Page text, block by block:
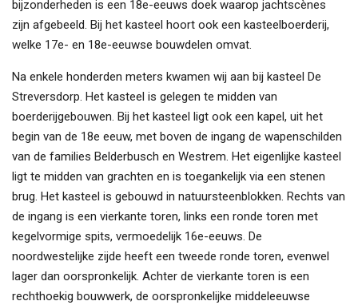
bijzonderheden is een 18e-eeuws doek waarop jachtscènes
zijn afgebeeld. Bij het kasteel hoort ook een kasteelboerderij,
welke 17e- en 18e-eeuwse bouwdelen omvat.
Na enkele honderden meters kwamen wij aan bij kasteel De
Streversdorp. Het kasteel is gelegen te midden van
boerderijgebouwen. Bij het kasteel ligt ook een kapel, uit het
begin van de 18e eeuw, met boven de ingang de wapenschilden
van de families Belderbusch en Westrem. Het eigenlijke kasteel
ligt te midden van grachten en is toegankelijk via een stenen
brug. Het kasteel is gebouwd in natuursteenblokken. Rechts van
de ingang is een vierkante toren, links een ronde toren met
kegelvormige spits, vermoedelijk 16e-eeuws. De
noordwestelijke zijde heeft een tweede ronde toren, evenwel
lager dan oorspronkelijk. Achter de vierkante toren is een
rechthoekig bouwwerk, de oorspronkelijke middeleeuwse